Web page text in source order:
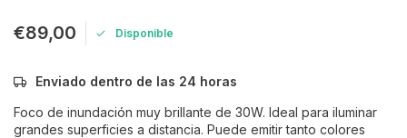
€89,00 Disponible
Enviado dentro de las 24 horas
Foco de inundación muy brillante de 30W. Ideal para iluminar
grandes superficies a distancia. Puede emitir tanto colores